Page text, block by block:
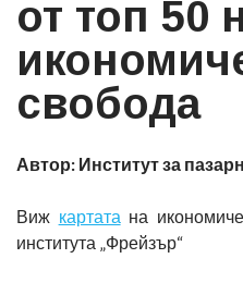
от топ 50
свобода
Автор: Институт за
Виж картата на
института „Фрейзър“